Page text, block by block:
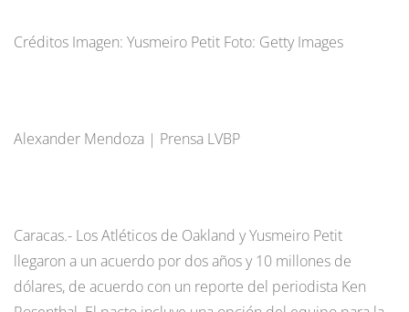
Créditos Imagen: Yusmeiro Petit Foto: Getty Images
Alexander Mendoza | Prensa LVBP
Caracas.- Los Atléticos de Oakland y Yusmeiro Petit
llegaron a un acuerdo por dos años y 10 millones de
dólares, de acuerdo con un reporte del periodista Ken